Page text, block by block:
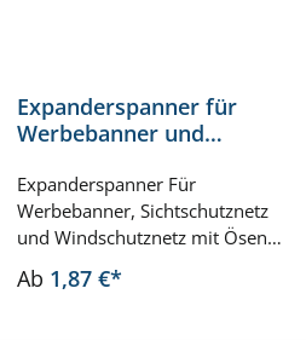
Expanderspanner für
Werbebanner und
Expanderspanner Für
Werbebanner, Sichtschutznetz
und Windschutznetz mit Ösen
Länge ungedehnt ca. 20 cm Ø 4
Ab 1,87 €*